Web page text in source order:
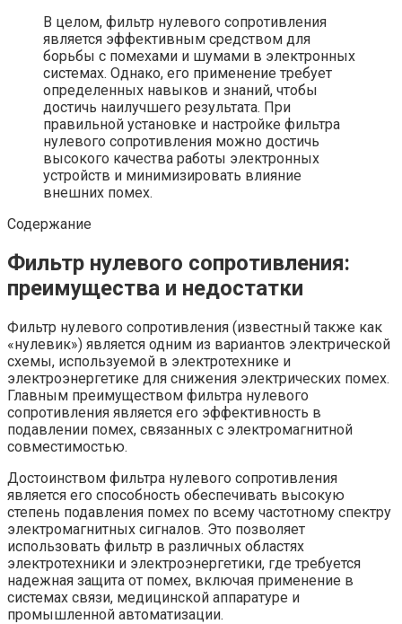
В целом, фильтр нулевого сопротивления
является эффективным средством для
борьбы с помехами и шумами в электронных
системах. Однако, его применение требует
определенных навыков и знаний, чтобы
достичь наилучшего результата. При
правильной установке и настройке фильтра
нулевого сопротивления можно достичь
высокого качества работы электронных
устройств и минимизировать влияние
внешних помех.
Содержание
Фильтр нулевого сопротивления:
преимущества и недостатки
Фильтр нулевого сопротивления (известный также как
«нулевик») является одним из вариантов электрической
схемы, используемой в электротехнике и
электроэнергетике для снижения электрических помех.
Главным преимуществом фильтра нулевого
сопротивления является его эффективность в
подавлении помех, связанных с электромагнитной
совместимостью.
Достоинством фильтра нулевого сопротивления
является его способность обеспечивать высокую
степень подавления помех по всему частотному спектру
электромагнитных сигналов. Это позволяет
использовать фильтр в различных областях
электротехники и электроэнергетики, где требуется
надежная защита от помех, включая применение в
системах связи, медицинской аппаратуре и
промышленной автоматизации.